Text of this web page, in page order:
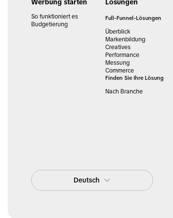
Werbung starten
So funktioniert es
Budgetierung
Lösungen
Full-Funnel-Lösungen
Überblick
Markenbildung
Creatives
Performance
Messung
Commerce
Finden Sie Ihre Lösung
Nach Branche
Deutsch